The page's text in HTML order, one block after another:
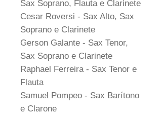
Sax Soprano, Flauta e Clarinete
Cesar Roversi - Sax Alto, Sax
Soprano e Clarinete
Gerson Galante - Sax Tenor,
Sax Soprano e Clarinete
Raphael Ferreira - Sax Tenor e
Flauta
Samuel Pompeo - Sax Barítono
e Clarone